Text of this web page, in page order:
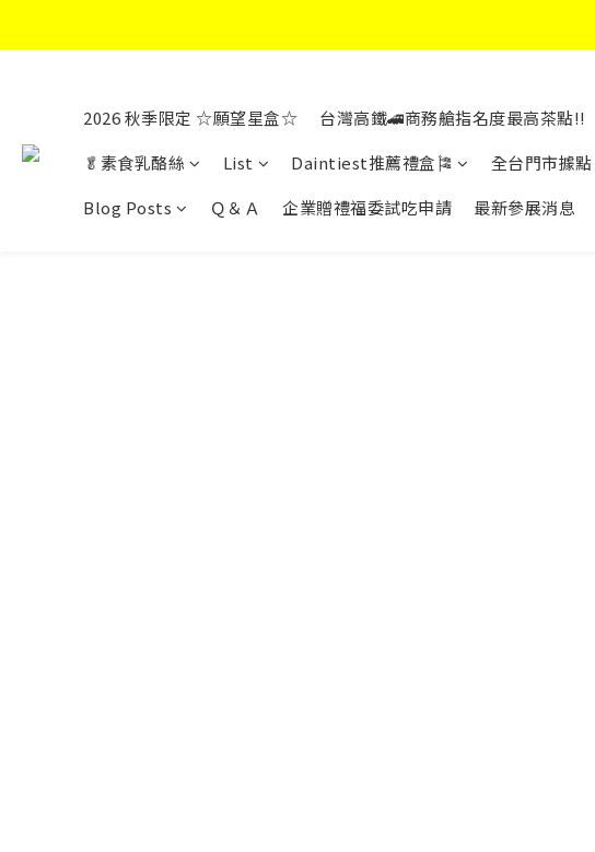
2026 秋季限定 ☆願望星盒☆ 台灣高鐵🚄商務艙指名度最高茶點!!
🥬素食乳酪絲
List Daintiest推薦禮盒🎏 全台門市據點
Blog Posts
Ｑ＆Ａ 企業贈禮福委試吃申請 最新參展消息